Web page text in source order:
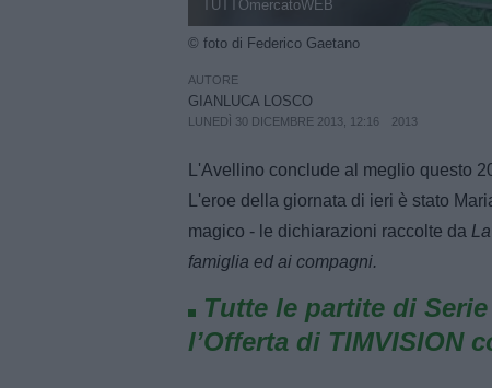
TUTTOmercatoWEB
© foto di Federico Gaetano
AUTORE
GIANLUCA LOSCO
LUNEDÌ 30 DICEMBRE 2013, 12:16 2013
L'Avellino conclude al meglio questo
L'eroe della giornata di ieri è stato
magico - le dichiarazioni raccolte da
famiglia ed ai compagni.
Tutte le partite di
l’Offerta di TIMVISION